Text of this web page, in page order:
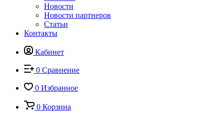
Новости
Новости партнеров
Статьи
Контакты
Кабинет
0 Сравнение
0 Избранное
0 Корзина